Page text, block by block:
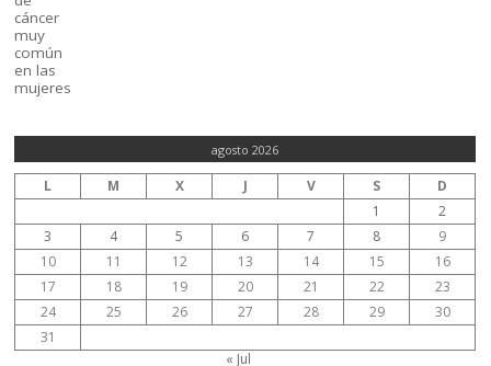
agosto 2026
L M X J V S
D
1
2
3
4 5 6 7 8
9
10
11 12 13 14 15
16
17
18 19 20 21 22
23
24
25 26 27 28 29
30
31
« Jul